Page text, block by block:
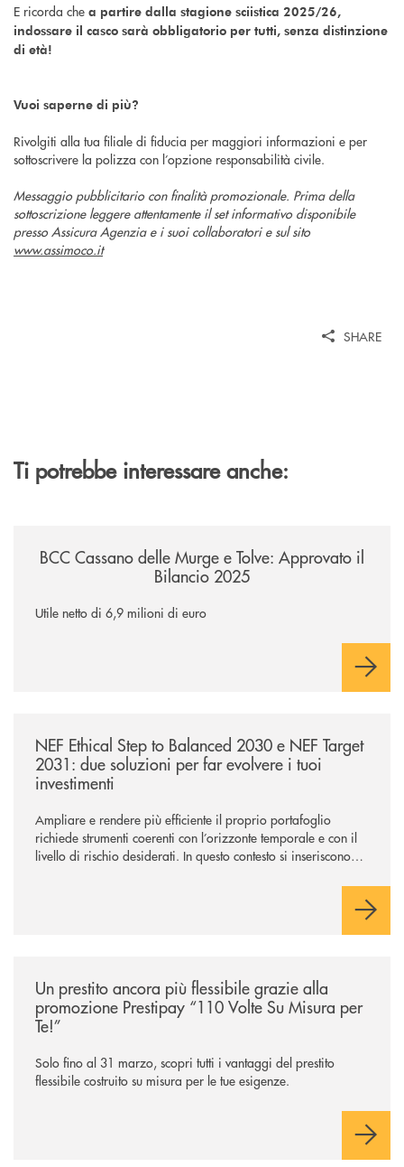
E ricorda che a partire dalla stagione sciistica 2025/26,
indossare il casco sarà obbligatorio per tutti, senza distinzione
di età!
Vuoi saperne di più?
Rivolgiti alla tua filiale di fiducia per maggiori informazioni e per
sottoscrivere la polizza con l’opzione responsabilità civile.
Messaggio pubblicitario con finalità promozionale. Prima della
sottoscrizione leggere attentamente il set informativo disponibile
presso Assicura Agenzia e i suoi collaboratori e sul sito
www.assimoco.it
SHARE
Ti potrebbe interessare anche:
BCC Cassano delle Murge e Tolve: Approvato il
Bilancio 2025
Utile netto di 6,9 milioni di euro
NEF Ethical Step to Balanced 2030 e NEF Target
2031: due soluzioni per far evolvere i tuoi
investimenti
Ampliare e rendere più efficiente il proprio portafoglio
richiede strumenti coerenti con l’orizzonte temporale e con il
livello di rischio desiderati. In questo contesto si inseriscono
soluzioni tra loro complementari, pensate per accompagnare
Un prestito ancora più flessibile grazie alla
promozione Prestipay “110 Volte Su Misura per
Te!”
Solo fino al 31 marzo, scopri tutti i vantaggi del prestito
flessibile costruito su misura per le tue esigenze.